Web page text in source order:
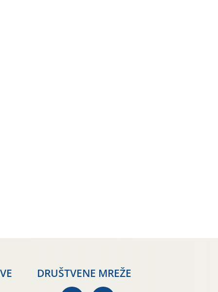
DRUŠTVENE MREŽE